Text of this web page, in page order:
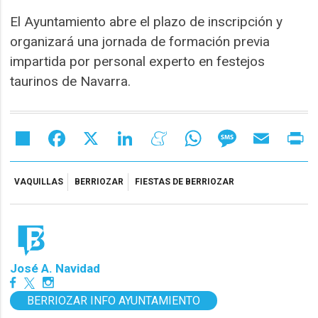
El Ayuntamiento abre el plazo de inscripción y
organizará una jornada de formación previa
impartida por personal experto en festejos
taurinos de Navarra.
Share Facebook LinkedIn MeneameWhatsAppMessageEmail
VAQUILLAS BERRIOZAR FIESTAS DE BERRIOZAR
José A. Navidad
BERRIOZAR INFO AYUNTAMIENTO